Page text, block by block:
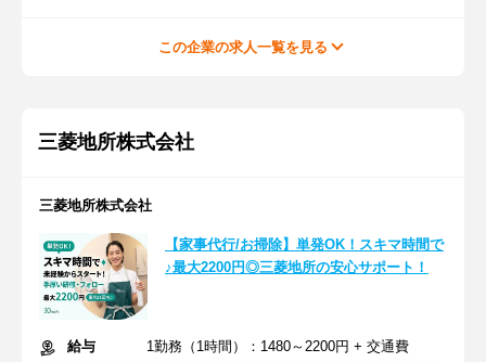
この企業の求人一覧を見る
三菱地所株式会社
三菱地所株式会社
【家事代行/お掃除】単発OK！スキマ時間で
♪最大2200円◎三菱地所の安心サポート！
給与
1勤務（1時間）：1480～2200円 + 交通費